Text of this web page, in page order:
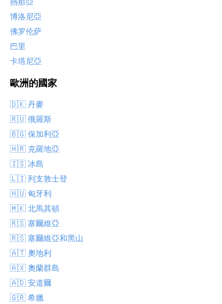
博洛尼亞
佛罗伦萨
巴里
卡塔尼亞
歐洲的國家
🇩🇰 丹麥
🇷🇺 俄羅斯
🇧🇬 保加利亞
🇭🇷 克羅地亞
🇮🇸 冰島
🇱🇮 列支敦士登
🇭🇺 匈牙利
🇲🇰 北馬其頓
🇷🇸 塞爾維亞
🇷🇸 塞爾維亞和黑山
🇦🇹 奧地利
🇦🇽 奧蘭群島
🇦🇩 安道爾
🇬🇷 希臘